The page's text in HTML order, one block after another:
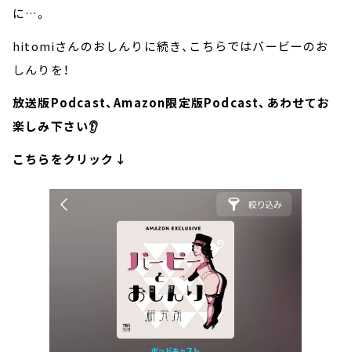
に…。
hitomiさんのおしんりに続き、こちらではバービーのお
しんりを！
放送版Podcast、Amazon限定版Podcast、あわせてお
楽しみ下さい👂
こちらをクリック↓